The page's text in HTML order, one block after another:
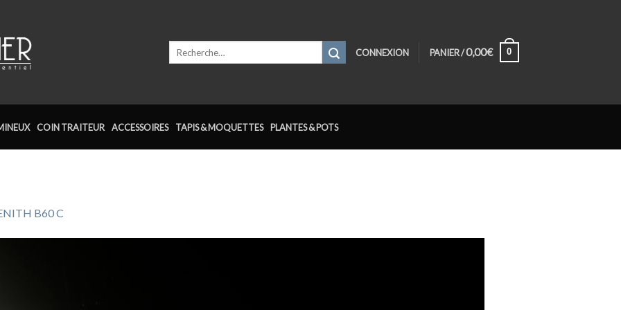
CONNEXION PANIER /0,00€ 0
COIN TRAITEUR ACCESSOIRES TAPIS & MOQUETTES PLANTES & POTS
B60 C